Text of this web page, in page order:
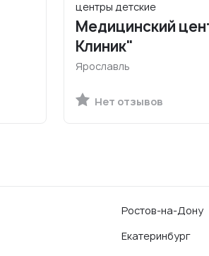
центры детские
Медицинский
Клиник"
Ярославль
Нет отзывов
Ростов-на-Дону
Екатеринбург